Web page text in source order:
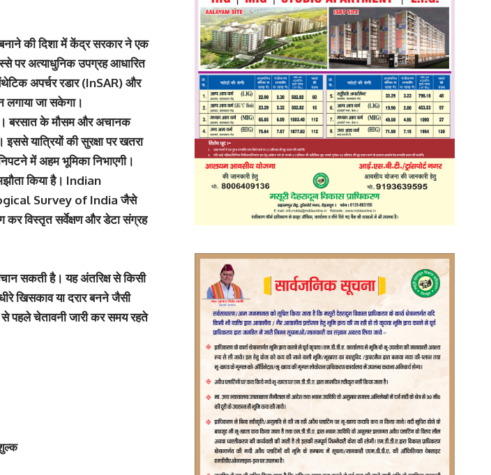
की दिशा में केंद्र सरकार ने एक
पर अत्याधुनिक उपग्रह आधारित
अपर्चर रडार (InSAR) और
जा सकेगा।
हैं। बरसात के मौसम और अचानक
यात्रियों की सुरक्षा पर खतरा
में अहम भूमिका निभाएगी।
किया है। Indian
Survey of India जैसे
विस्तृत सर्वेक्षण और डेटा संग्रह
सकती है। यह अंतरिक्ष से किसी
खिसकाव या दरार बनने जैसी
पहले चेतावनी जारी कर समय रहते